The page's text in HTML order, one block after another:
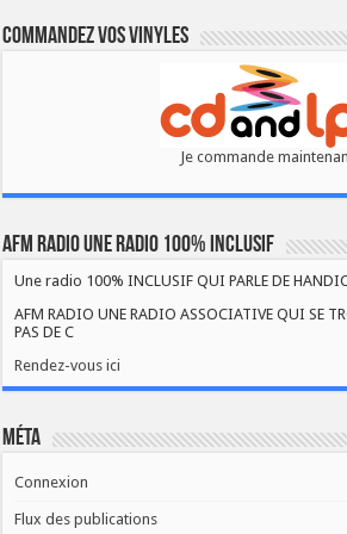
Commandez vos vinyles
Je commande
AFM RADIO UNE RADIO 100% INCLUSIF
Une radio 100% INCLUSIF QUI PARLE DE
AFM RADIO UNE RADIO ASSOCIATIVE QUI SE
PAS DE C
Rendez-vous ici
Méta
Connexion
Flux des publications